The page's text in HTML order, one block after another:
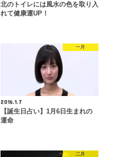
北のトイレには風水の色を取り入
れて健康運UP！
一月
2016.1.7
【誕生日占い】1月6日生まれの
運命
二月